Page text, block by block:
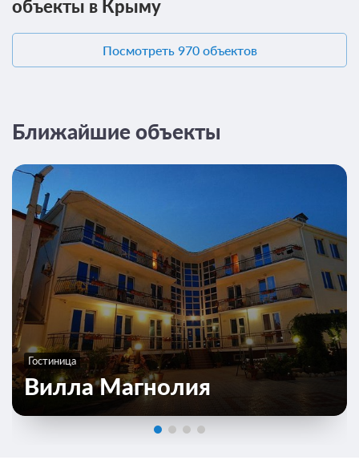
объекты в Крыму
Посмотреть 970 объектов
Ближайшие объекты
Гостиница
Вилла Магнолия